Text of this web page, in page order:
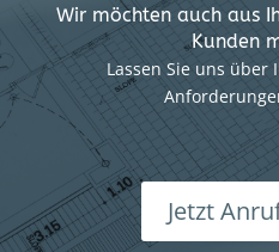
Wir möchten auch aus
Kunden
Lassen Sie uns
Jetzt